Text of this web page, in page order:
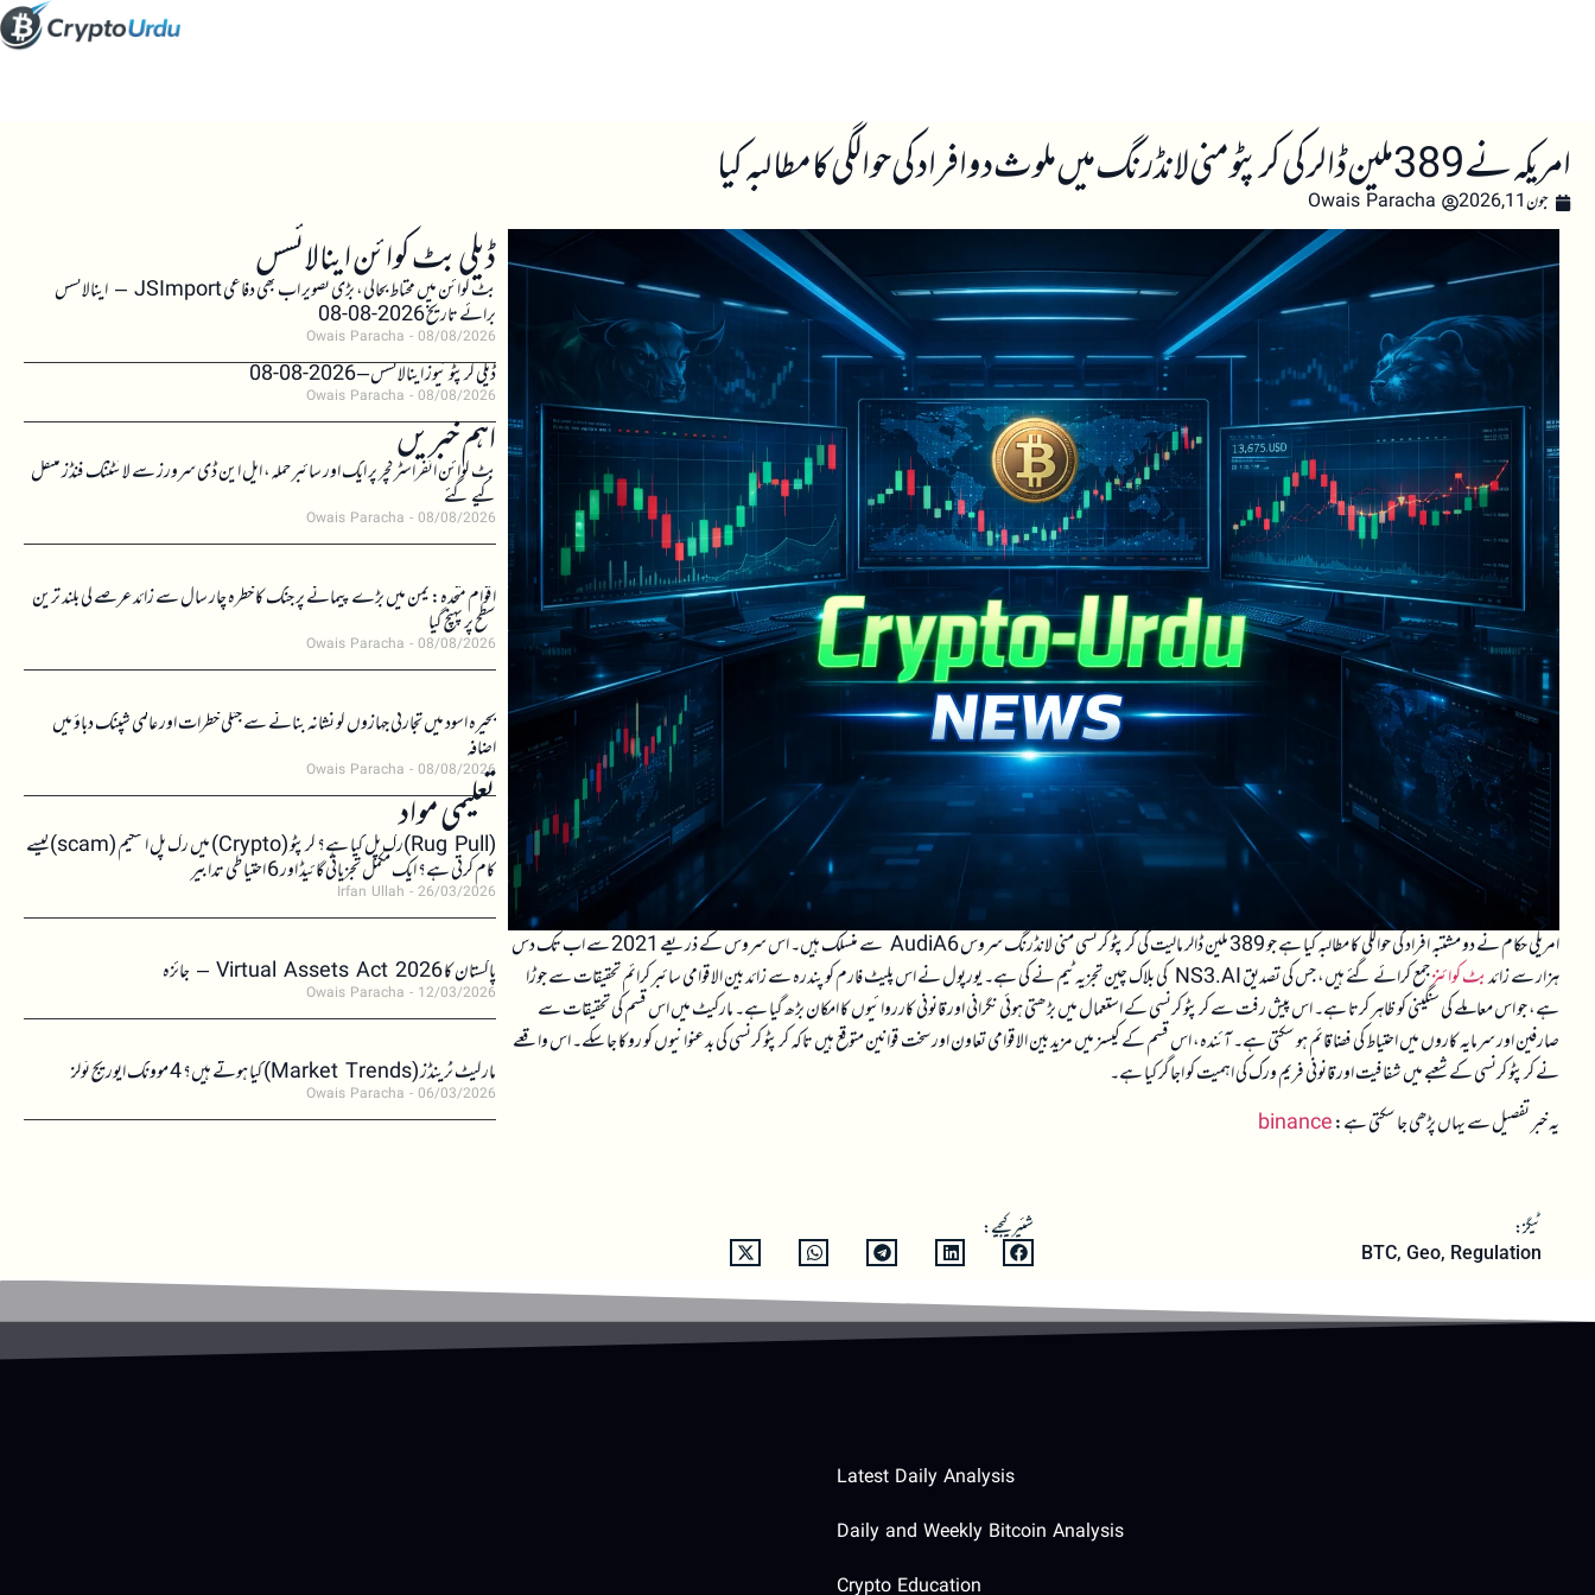
امریکہ نے 389 ملین ڈالر کی کرپٹو منی لانڈرنگ میں ملوث دو افراد کی حوالگی کا مطالبہ کیا
جون 11, 2026 Owais Paracha
امریکی حکام نے دو مشتبہ افراد کی حوالگی کا مطالبہ کیا ہے جو 389 ملین ڈالر مالیت کی کرپٹو کرنسی منی لانڈرنگ سروس AudiA6 سے منسلک ہیں۔ اس سروس کے ذریعے 2021 سے اب تک دس
ہزار سے زائدبٹ کوائن
ز جمع کرائے گئے ہیں، جس کی تصدیق NS3.AI کی بلاک چین تجزیہ ٹیم نے کی ہے۔ یورپول نے اس پلیٹ فارم کو پندرہ سے زائد بین الاقوامی سائبر کرائم تحقیقات سے جوڑا
ہے، جو اس معاملے کی سنگینی کو ظاہر کرتا ہے۔ اس پیش رفت سے کرپٹو کرنسی کے استعمال میں بڑھتی ہوئی نگرانی اور قانونی کارروائیوں کا امکان بڑھ گیا ہے۔ مارکیٹ میں اس قسم کی تحقیقات سے
صارفین اور سرمایہ کاروں میں احتیاط کی فضا قائم ہو سکتی ہے۔ آئندہ، اس قسم کے کیسز میں مزید بین الاقوامی تعاون اور سخت قوانین متوقع ہیں تاکہ کرپٹو کرنسی کی بدعنوانیوں کو روکا جا سکے۔ اس واقعے
نے کرپٹو کرنسی کے شعبے میں شفافیت اور قانونی فریم ورک کی اہمیت کو اجاگر کیا ہے۔
یہ خبر تفصیل سے یہاں پڑھی جا سکتی ہے:binance
ٹیگز:
BTC, Geo, Regulation
شئیر کیجیے:
ڈیلی بٹ کوائن اینالائسس بٹ کوائن میں محتاط بحالی، بڑی تصویر اب بھی دفاعی JSImport – اینالائسس
برائے تاریخ 2026-08-08
Owais Paracha 08/08/2026
ڈیلی کرپٹو نیوز اینالائسس – 2026-08-08
Owais Paracha 08/08/2026
اہم خبریں
بٹ کوائن انفراسٹرکچر پر ایک اور سائبر حملہ، ایل این ڈی سرورز سے لائٹننگ فنڈز منتقل
کیے گئے
Owais Paracha 08/08/2026
اقوام متحدہ: یمن میں بڑے پیمانے پر جنگ کا خطرہ چار سال سے زائد عرصے کی بلند ترین
سطح پر پہنچ گیا
Owais Paracha 08/08/2026
بحیرہ اسود میں تجارتی جہازوں کو نشانہ بنانے سے جنگی خطرات اور عالمی شپنگ دباؤ میں
اضافہ
Owais Paracha 08/08/2026
تعلیمی مواد (Rug Pull)رگ پل کیا ہے؟ کرپٹو (Crypto) میں رگ پل اسکیم (scam)کیسے
کام کرتی ہے؟ ایک مکمل تجزیاتی گائیڈ اور 6 احتیاطی تدابیر
Irfan Ullah 26/03/2026
پاکستان کا Virtual Assets Act 2026 – جائزہ
Owais Paracha 12/03/2026
مارکیٹ ٹرینڈز (Market Trends) کیا ہوتے ہیں؟ 4 موونگ ایوریج ٹولز
Owais Paracha 06/03/2026
Latest Daily Analysis
Daily and Weekly Bitcoin Analysis
Crypto Education